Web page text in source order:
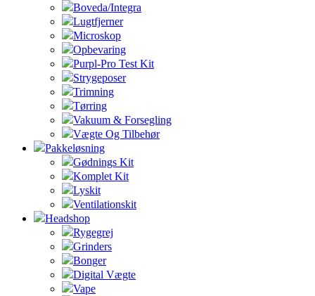
Boveda/Integra
Lugtfjerner
Microskop
Opbevaring
Purpl-Pro Test Kit
Strygeposer
Trimning
Tørring
Vakuum & Forsegling
Vægte Og Tilbehør
Pakkeløsning
Gødnings Kit
Komplet Kit
Lyskit
Ventilationskit
Headshop
Rygegrej
Grinders
Bonger
Digital Vægte
Vape